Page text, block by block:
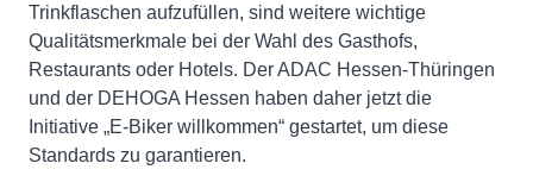
Trinkflaschen aufzufüllen, sind weitere wichtige
Qualitätsmerkmale bei der Wahl des Gasthofs,
Restaurants oder Hotels. Der ADAC Hessen-Thüringen
und der DEHOGA Hessen haben daher jetzt die
Initiative „E-Biker willkommen“ gestartet, um diese
Standards zu garantieren.